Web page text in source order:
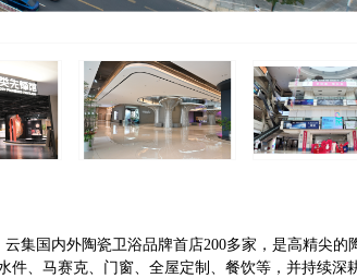
集国内外陶瓷卫浴品牌首店200多家，是高精尖的
、马赛克、门窗、全屋定制、餐饮等，并持续深